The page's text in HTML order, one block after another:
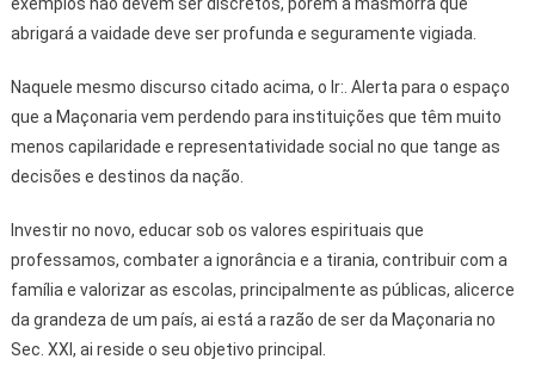
exemplos não devem ser discretos, porém a masmorra que
abrigará a vaidade deve ser profunda e seguramente vigiada.
Naquele mesmo discurso citado acima, o Ir:. Alerta para o espaço
que a Maçonaria vem perdendo para instituições que têm muito
menos capilaridade e representatividade social no que tange as
decisões e destinos da nação.
Investir no novo, educar sob os valores espirituais que
professamos, combater a ignorância e a tirania, contribuir com a
família e valorizar as escolas, principalmente as públicas, alicerce
da grandeza de um país, ai está a razão de ser da Maçonaria no
Sec. XXI, ai reside o seu objetivo principal.